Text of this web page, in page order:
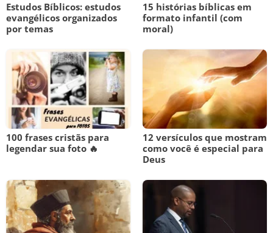
Estudos Bíblicos: estudos
evangélicos organizados
por temas
15 histórias bíblicas em
formato infantil (com
moral)
100 frases cristãs para
legendar sua foto 🔥
12 versículos que mostram
como você é especial para
Deus